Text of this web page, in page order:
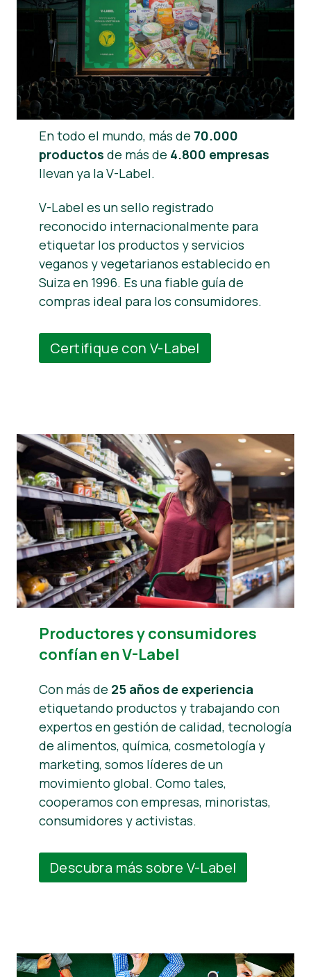
Noticias
Material de prensa
En todo el mundo, más de 70.000
productos de más de 4.800 empresas
llevan ya la V-Label.
V-Label es un sello registrado
reconocido internacionalmente para
etiquetar los productos y servicios
veganos y vegetarianos establecido en
Suiza en 1996. Es una fiable guía de
compras ideal para los consumidores.
Certifique con V-Label
Productores y consumidores
confían en V-Label
Con más de 25 años de experiencia
etiquetando productos y trabajando con
expertos en gestión de calidad, tecnología
de alimentos, química, cosmetología y
marketing, somos líderes de un
movimiento global. Como tales,
cooperamos con empresas, minoristas,
consumidores y activistas.
Descubra más sobre V-Label